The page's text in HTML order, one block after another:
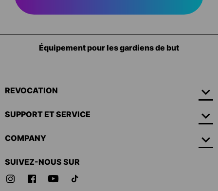
Équipement pour les gardiens de but
REVOCATION
SUPPORT ET SERVICE
COMPANY
SUIVEZ-NOUS SUR